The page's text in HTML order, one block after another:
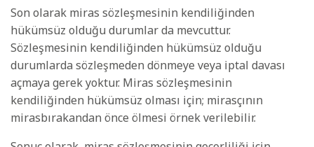
Son olarak miras sözleşmesinin kendiliğinden
hükümsüz olduğu durumlar da mevcuttur.
Sözleşmesinin kendiliğinden hükümsüz olduğu
durumlarda sözleşmeden dönmeye veya iptal davası
açmaya gerek yoktur. Miras sözleşmesinin
kendiliğinden hükümsüz olması için; mirasçının
mirasbırakandan önce ölmesi örnek verilebilir.